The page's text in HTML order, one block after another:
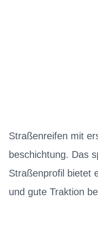
Straßenreifen mit
beschichtung. Das
Straßenprofil bietet
und gute Traktion